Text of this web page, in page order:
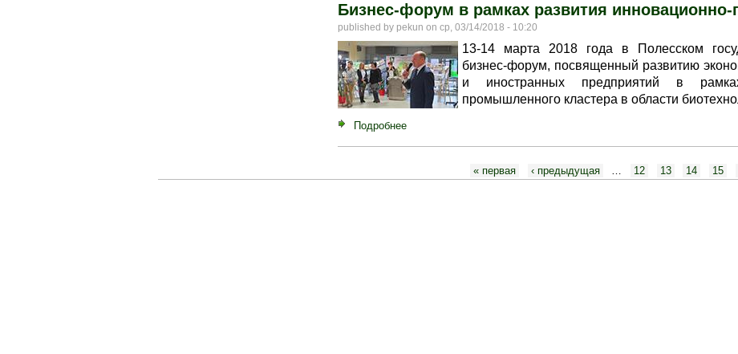
Бизнес-форум в рамках развития
published by pekun on ср, 03/14/2018 - 10:20
13-14 марта 2018 года в Полесском
бизнес-форум, посвященный развитию
и иностранных предприятий в
промышленного кластера в области
Подробнее
« первая ‹ предыдущая 12 13 14 15